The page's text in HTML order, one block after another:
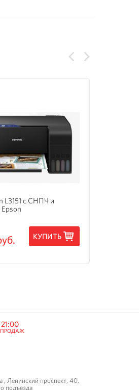
с СНПЧ и
КУПИТЬ
, Ленинский проспект, 40,
подъезда